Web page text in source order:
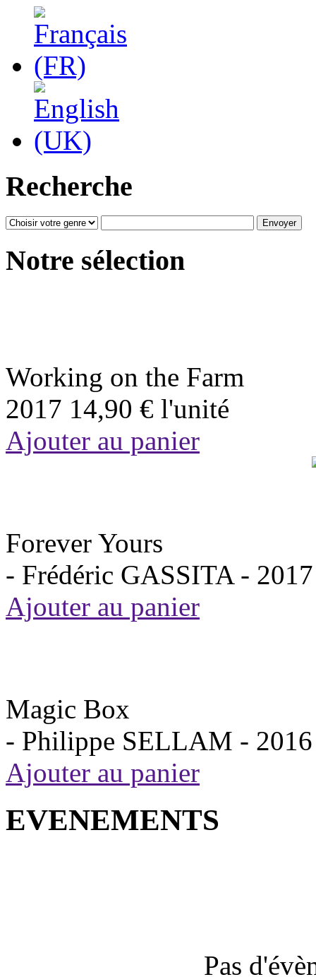
Recherche
Notre sélection
Working on the Farm
2017 14,90 € l'unité
Ajouter au panier
Forever Yours
- Frédéric GASSITA - 2017
Ajouter au panier
Magic Box
- Philippe SELLAM - 2016
Ajouter au panier
EVENEMENTS
Pas